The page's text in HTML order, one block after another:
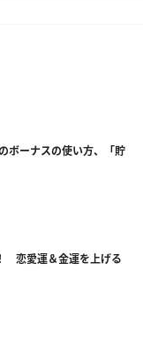
ボーナスの使い方、「貯
恋愛運＆金運を上げる